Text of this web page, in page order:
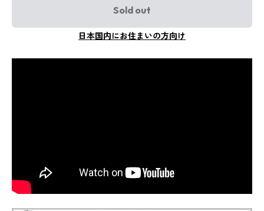
Sold out
日本国内にお住まいの方向け